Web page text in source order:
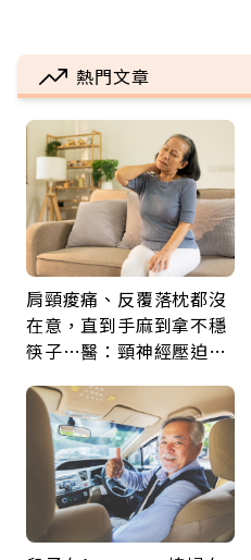
熱門文章
肩頸痠痛、反覆落枕都沒
在意，直到手麻到拿不穩
筷子…醫：頸神經壓迫上
鍵